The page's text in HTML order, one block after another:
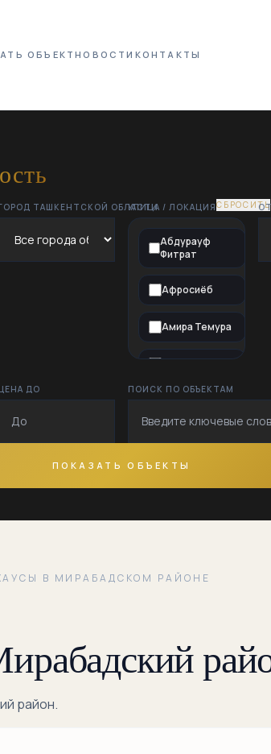
ОБЪЕКТНОВОСТИ КОНТАКТЫ
ТАШКЕНТСКОЙ ОБЛАСТИУЛИЦА / ЛОКАЦИЯСБРОСИТЬ
Абдурауф
Фитрат
Афросиёб
Амира Темура
Аэропорт
Бешагач
Госпитальный
Миробод
ДО ПОИСК ПО ОБЪЕКТАМ
ПОКАЗАТЬ ОБЪЕКТЫ
В МИРАБАДСКОМ РАЙОНЕ
район.